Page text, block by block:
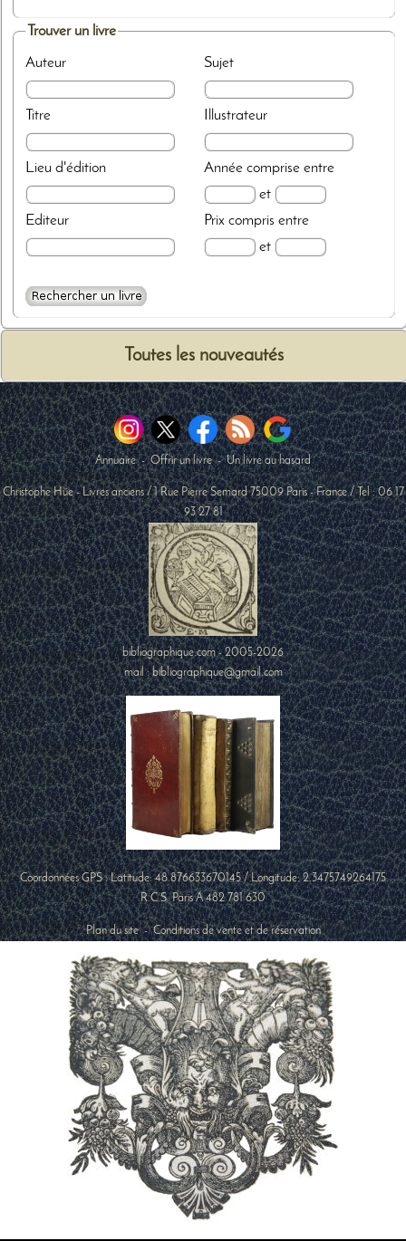
Trouver un livre
Auteur
Titre
Lieu d'édition
Editeur
Sujet
Illustrateur
Annéecomprise entre
et
Prixcompris entre
et
Toutes les nouveautés
Annuaire-Offrir un livre-Un livre au hasard
Christophe Hüe - Livres anciens /1 Rue Pierre Semard 75009 Paris-France / Tel :06 17
93 27 81
bibliographique.com - 2005-2026
mail : bibliographique@gmail.com
Coordonnées GPS : Latitude:48.876633670145/ Longitude:2.3475749264175
R.C.S. Paris A 482 781 630
Plan du site-Conditions de vente et de réservation